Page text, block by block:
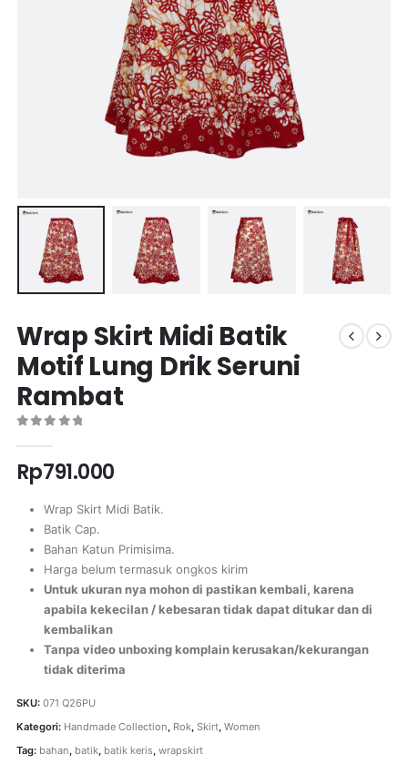
Wrap Skirt Midi Batik
Motif Lung Drik Seruni
Rambat
Rp791.000
Wrap Skirt Midi Batik.
Batik Cap.
Bahan Katun Primisima.
Harga belum termasuk ongkos kirim
Untuk ukuran nya mohon di pastikan kembali, karena
apabila kekecilan / kebesaran tidak dapat ditukar dan di
kembalikan
Tanpa video unboxing komplain kerusakan/kekurangan
tidak diterima
SKU: 071 Q26PU
Kategori: Handmade Collection, Rok, Skirt, Women
Tag: bahan batik, batik keris, wrapskirt